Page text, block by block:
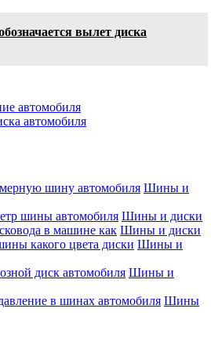
вылет диска
автомобиля
автомобиля
шину автомобиля Шины и
шины автомобиля Шины и диски
в машине как Шины и диски
какого цвета диски Шины и
диск автомобиля Шины и
в шинах автомобиля Шины